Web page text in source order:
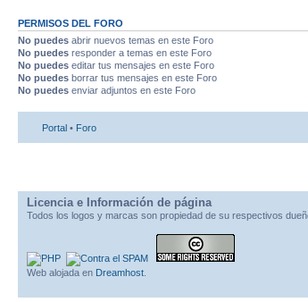
PERMISOS DEL FORO
No puedes abrir nuevos temas en este Foro
No puedes responder a temas en este Foro
No puedes editar tus mensajes en este Foro
No puedes borrar tus mensajes en este Foro
No puedes enviar adjuntos en este Foro
Portal • Foro
Licencia e Información de página
Todos los logos y marcas son propiedad de su respectivos
Web alojada en Dreamhost